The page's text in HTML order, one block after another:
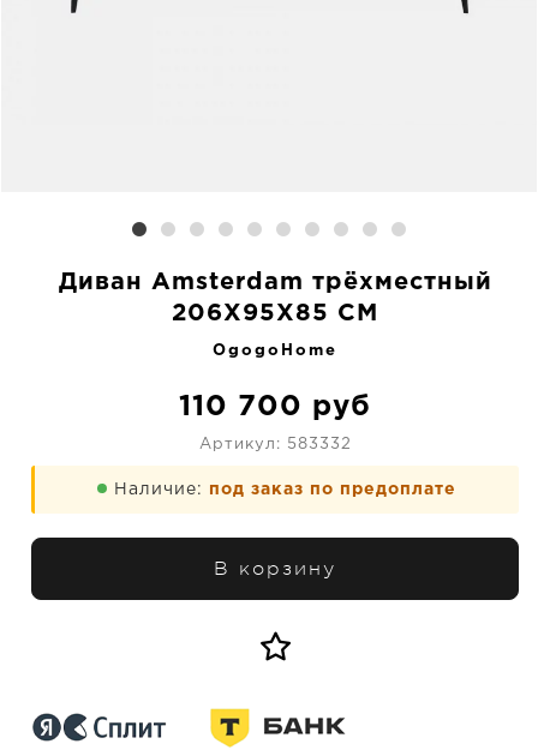
Диван Amsterdam трёхместный
206X95X85 CM
OgogoHome
110 700 руб
Артикул: 583332
Наличие: под заказ по предоплате
В корзину